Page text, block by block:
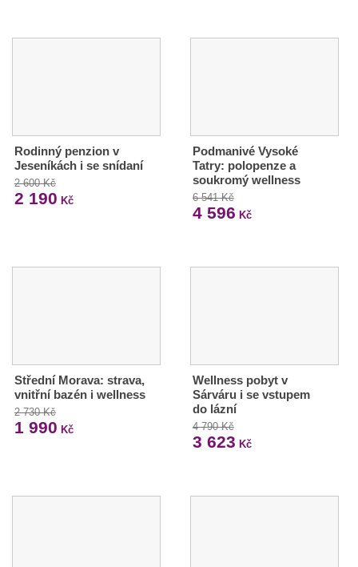
Rodinný penzion v
Jeseníkách i se snídaní
2 600 Kč
2 190 Kč
Podmanivé Vysoké
Tatry: polopenze a
soukromý wellness
6 541 Kč
4 596 Kč
Střední Morava: strava,
vnitřní bazén i wellness
2 730 Kč
1 990 Kč
Wellness pobyt v
Sárváru i se vstupem
do lázní
4 790 Kč
3 623 Kč